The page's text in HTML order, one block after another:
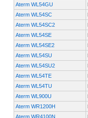
Aterm WL54GU
Aterm WL54SC
Aterm WL54SC2
Aterm WL54SE
Aterm WL54SE2
Aterm WL54SU
Aterm WL54SU2
Aterm WL54TE
Aterm WL54TU
Aterm WL900U
Aterm WR1200H
Aterm WR4100N